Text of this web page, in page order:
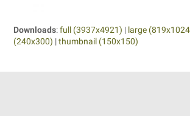
Downloads:full (3937x4921) | large
(240x300) |thumbnail (150x150)